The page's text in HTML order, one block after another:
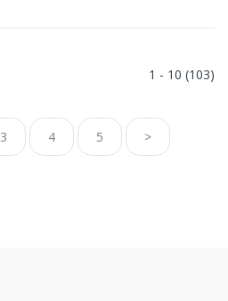
1 - 10 (103)
3 4 5 >